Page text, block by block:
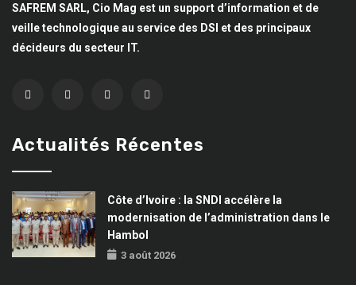
SAFREM SARL, Cio Mag est un support d’information et de
veille technologique au service des DSI et des principaux
décideurs du secteur IT.
Actualités Récentes
Côte d’Ivoire : la SNDI accélère la
modernisation de l’administration dans le
Hambol
3 août 2026